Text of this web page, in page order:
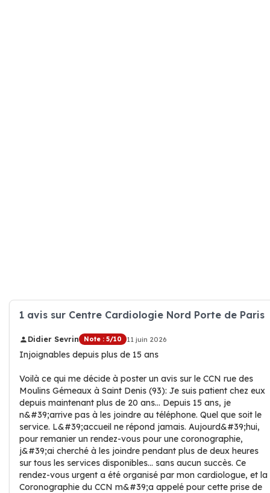
1 avis sur Centre Cardiologie Nord Porte de Paris
Didier Sevrin Note : 5/10 11 juin 2026
Injoignables depuis plus de 15 ans
Voilà ce qui me décide à poster un avis sur le CCN rue des
Moulins Gémeaux à Saint Denis (93): Je suis patient chez eux
depuis maintenant plus de 20 ans... Depuis 15 ans, je
n&#39;arrive pas à les joindre au téléphone. Quel que soit le
service. L&#39;accueil ne répond jamais. Aujourd&#39;hui,
pour remanier un rendez-vous pour une coronographie,
j&#39;ai cherché à les joindre pendant plus de deux heures
sur tous les services disponibles... sans aucun succès. Ce
rendez-vous urgent a été organisé par mon cardiologue, et la
Coronographie du CCN m&#39;a appelé pour cette prise de